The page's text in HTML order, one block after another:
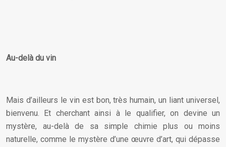
Au-delà du vin
Mais d’ailleurs le vin est bon, très humain, un liant universel,
bienvenu. Et cherchant ainsi à le qualifier, on devine un
mystère, au-delà de sa simple chimie plus ou moins
naturelle, comme le mystère d’une œuvre d’art, qui dépasse